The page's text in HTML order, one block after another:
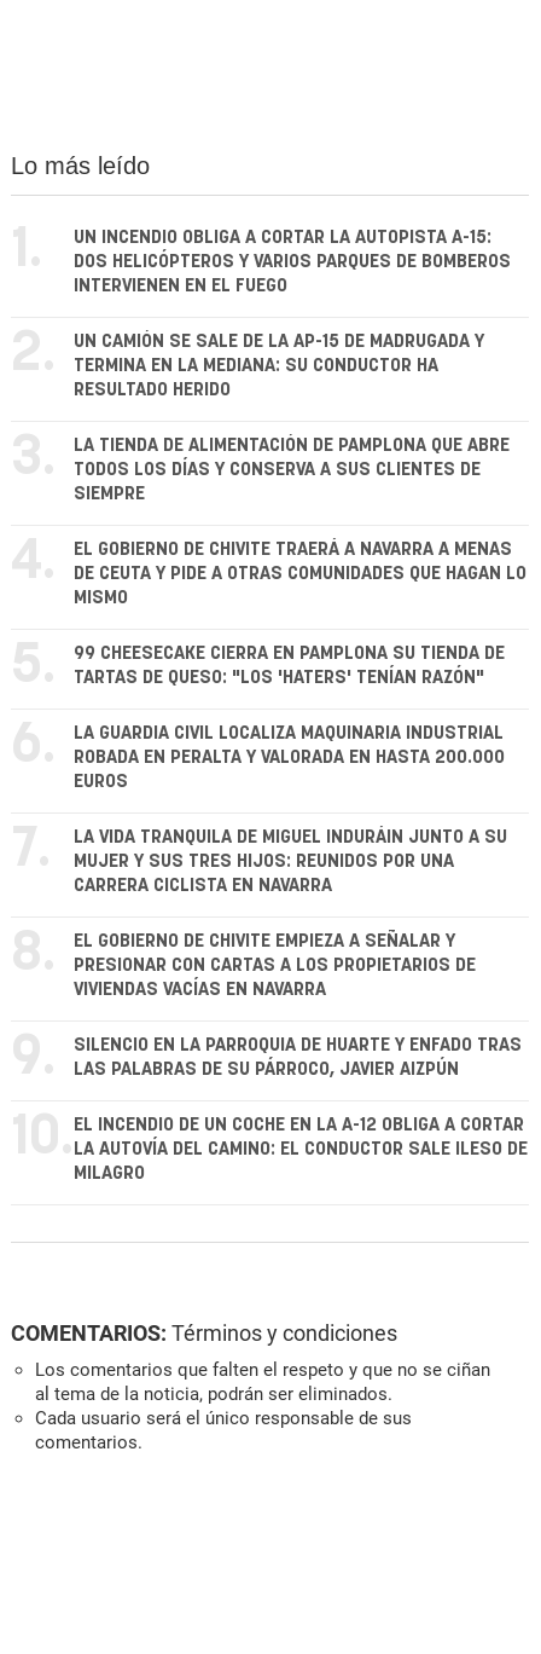
Lo más leído
1.
UN INCENDIO OBLIGA A CORTAR LA AUTOPISTA A-15:
DOS HELICÓPTEROS Y VARIOS PARQUES DE BOMBEROS
INTERVIENEN EN EL FUEGO
2.
UN CAMIÓN SE SALE DE LA AP-15 DE MADRUGADA Y
TERMINA EN LA MEDIANA: SU CONDUCTOR HA
RESULTADO HERIDO
3.
LA TIENDA DE ALIMENTACIÓN DE PAMPLONA QUE ABRE
TODOS LOS DÍAS Y CONSERVA A SUS CLIENTES DE
SIEMPRE
4.
EL GOBIERNO DE CHIVITE TRAERÁ A NAVARRA A MENAS
DE CEUTA Y PIDE A OTRAS COMUNIDADES QUE HAGAN LO
MISMO
5.
99 CHEESECAKE CIERRA EN PAMPLONA SU TIENDA DE
TARTAS DE QUESO: "LOS 'HATERS' TENÍAN RAZÓN"
6.
LA GUARDIA CIVIL LOCALIZA MAQUINARIA INDUSTRIAL
ROBADA EN PERALTA Y VALORADA EN HASTA 200.000
EUROS
7.
LA VIDA TRANQUILA DE MIGUEL INDURÁIN JUNTO A SU
MUJER Y SUS TRES HIJOS: REUNIDOS POR UNA
CARRERA CICLISTA EN NAVARRA
8.
EL GOBIERNO DE CHIVITE EMPIEZA A SEÑALAR Y
PRESIONAR CON CARTAS A LOS PROPIETARIOS DE
VIVIENDAS VACÍAS EN NAVARRA
9.
SILENCIO EN LA PARROQUIA DE HUARTE Y ENFADO TRAS
LAS PALABRAS DE SU PÁRROCO, JAVIER AIZPÚN
10. EL INCENDIO DE UN COCHE EN LA A-12 OBLIGA A CORTAR
LA AUTOVÍA DEL CAMINO: EL CONDUCTOR SALE ILESO DE
MILAGRO
COMENTARIOS: Términos y condiciones
Los comentarios que falten el respeto y que no se ciñan
al tema de la noticia, podrán ser eliminados.
Cada usuario será el único responsable de sus
comentarios.